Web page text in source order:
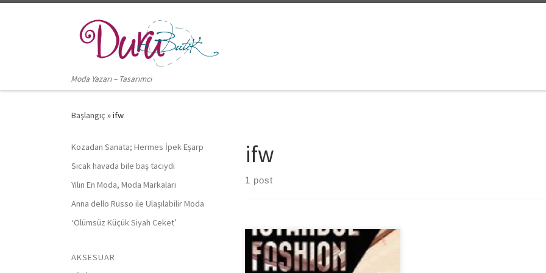
Moda Yazarı – Tasarımcı
Başlangıç »ifw
ifw
1 post
İstanbul Fashion Week bugün
itibariyle başlıyor. Bu zengin
Kozadan Sanata; Hermes İpek Eşarp
Sıcak havada bile baş tacıydı
Yılın En Moda, Moda Markaları
Anna dello Russo ile Ulaşılabilir Moda
‘Ölümsüz Küçük Siyah Ceket’
AKSESUAR